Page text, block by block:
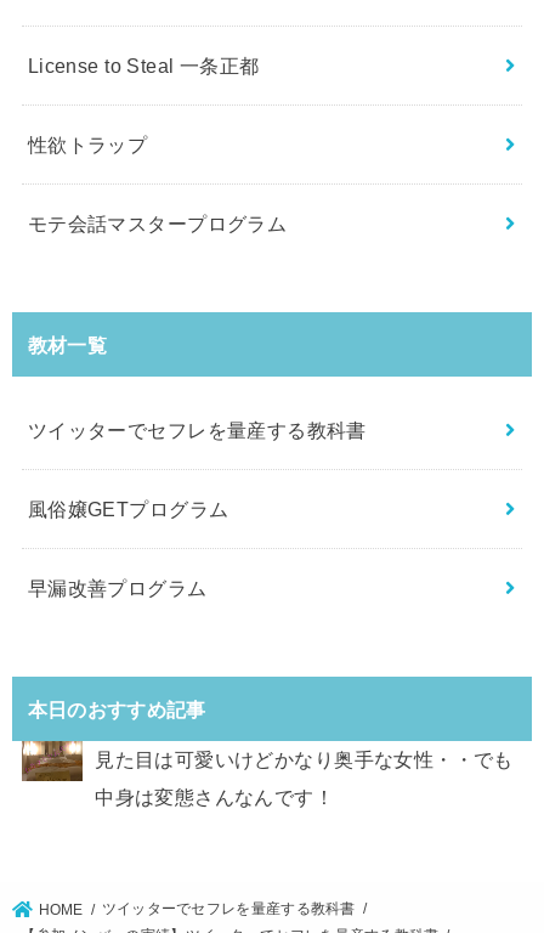
License to Steal 一条正都
性欲トラップ
モテ会話マスタープログラム
教材一覧
ツイッターでセフレを量産する教科書
風俗嬢GETプログラム
早漏改善プログラム
本日のおすすめ記事
見た目は可愛いけどかなり奥手な女性・・でも
中身は変態さんなんです！
HOME
ツイッターでセフレを量産する教科書